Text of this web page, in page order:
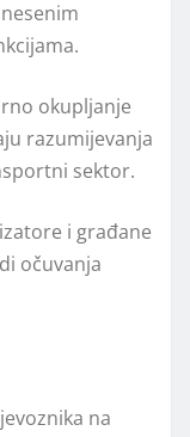
okupljanje
razumijevanja
sektor.
i građane
očuvanja